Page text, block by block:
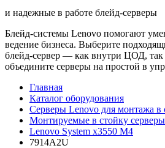
и надежные в работе блейд-серверы
Блейд-системы Lenovo помогают
ведение бизнеса. Выберите
блейд-сервер — как внутри ЦОД,
объедините серверы на простой в
Главная
Каталог оборудования
Серверы Lenovo для монтажа в
Монтируемые в стойку
Lenovo System x3550 M4
7914A2U